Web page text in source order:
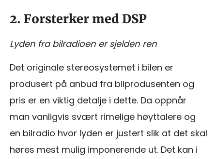
2. Forsterker med DSP
Lyden fra bilradioen er sjelden ren
Det originale stereosystemet i bilen er
produsert på anbud fra bilprodusenten og
pris er en viktig detalje i dette. Da oppnår
man vanligvis svært rimelige høyttalere og
en bilradio hvor lyden er justert slik at det skal
høres mest mulig imponerende ut. Det kan i